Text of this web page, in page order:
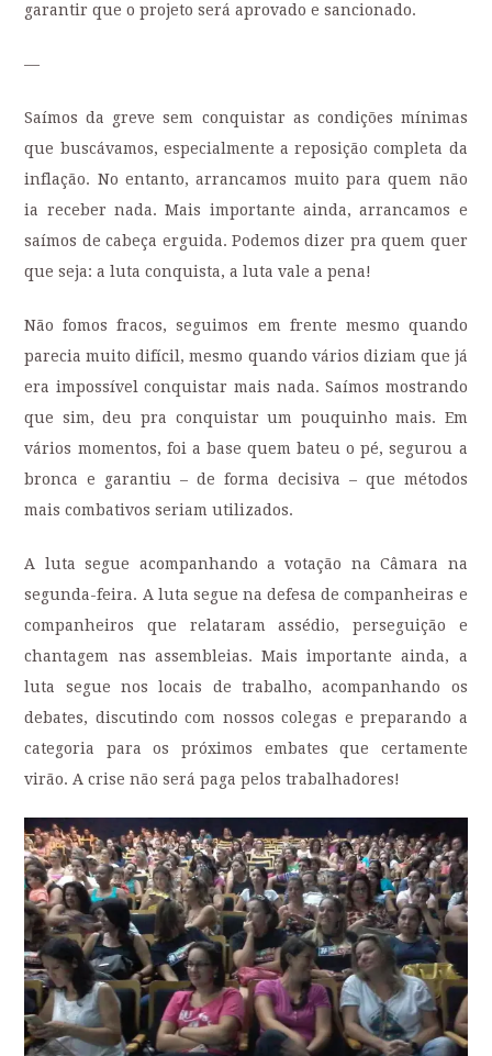
garantir que o projeto será aprovado e sancionado.
—
Saímos da greve sem conquistar as condições mínimas
que buscávamos, especialmente a reposição completa da
inflação. No entanto, arrancamos muito para quem não
ia receber nada. Mais importante ainda, arrancamos e
saímos de cabeça erguida. Podemos dizer pra quem quer
que seja: a luta conquista, a luta vale a pena!
Não fomos fracos, seguimos em frente mesmo quando
parecia muito difícil, mesmo quando vários diziam que já
era impossível conquistar mais nada. Saímos mostrando
que sim, deu pra conquistar um pouquinho mais. Em
vários momentos, foi a base quem bateu o pé, segurou a
bronca e garantiu – de forma decisiva – que métodos
mais combativos seriam utilizados.
A luta segue acompanhando a votação na Câmara na
segunda-feira. A luta segue na defesa de companheiras e
companheiros que relataram assédio, perseguição e
chantagem nas assembleias. Mais importante ainda, a
luta segue nos locais de trabalho, acompanhando os
debates, discutindo com nossos colegas e preparando a
categoria para os próximos embates que certamente
virão. A crise não será paga pelos trabalhadores!